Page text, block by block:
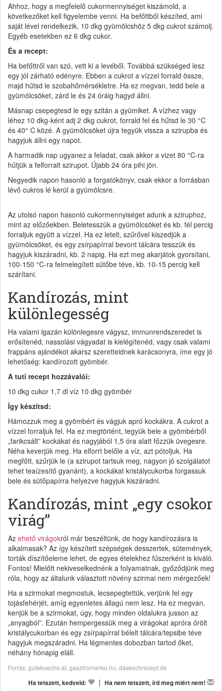
Ahhoz, hogy a megfelelő cukormennyiséget kiszámold, a
következőket kell figyelembe venni. Ha befőttből készíted, ami
saját lével rendelkezik, 10 dkg gyümölcshöz 5 dkg cukrot számolj.
Egyéb esetekben ez 6 dkg cukor.
És a recept:
Ha befőttről van szó, vett ki a levéből. Továbbá szükséged lesz
egy jól zárható edényre. Ebben a cukrot a vízzel forrald össze,
majd hűtsd le szobahőmérsékletre. Ha ez megvan, tedd bele a
gyümölcsöket, zárd le és 24 óráig hagyd állni.
Másnap csepegtesd le egy szitán a gyümiket. A vízhez vagy
léhez 10 dkg-ként adj 2 dkg cukrot, forrald fel és hűtsd le 30 °C
és 40° C közé. A gyümölcsöket újra tegyük vissza a szirupba és
hagyjuk állni egy napot.
A harmadik nap ugyanez a feladat, csak akkor a vizet 80 °C-ra
hűtjük a felforralt szirupot. Újabb 24 óra pihi jön.
Negyedik napon hasonló a forgatókönyv, csak ekkor a forrásban
lévő cukros lé kerül a gyümölcsre.
Az utolsó napon hasonló cukormennyiséget adunk a sziruphoz,
mint az előzőekben. Beletesszük a gyümölcsöket és kb. fél percig
forraljuk együtt a vízzel. Ha ez letelt, szűrővel kiszedjük a
gyümölcsöket, és egy zsírpapírral bevont tálcára tesszük és
hagyjuk kiszáradni, kb. 2 napig. Ha ezt meg akarjátok gyorsítani,
100-150 °C-ra felmelegített sütőbe téve, kb. 10-15 percig kell
szárítani.
Kandírozás, mint
különlegesség
Ha valami igazán különlegesre vágysz, immunrendszeredet is
erősítenéd, nassolási vágyadat is kielégítenéd, vagy csak valami
frappáns ajándékot akarsz szeretteidnek karácsonyra, íme egy jó
lehetőség: kandírozott gyömbér.
A tuti recept hozzávalói:
10 dkg cukor 1,7 dl víz 10 dkg gyömbér
Így készítsd:
Hámozzuk meg a gyömbért és vágjuk apró kockákra. A cukrot a
vízzel forraljuk fel. Ha ez megtörtént, tegyük bele a gyömbérből
„farikcsált” kockákat és nagyjából 1,5 óra alatt főzzük üvegesre.
Néha keverjük meg. Ha elforrt belőle a víz, azt pótoljuk. Ha
megfőtt, szűrjük le (a szirupot tartsuk meg, nagyon jó szolgálatot
tehet teaízesítő gyanánt), a kockákat kristálycukorba forgassuk
bele és sütőpapírra helyezve hagyjuk kiszáradni.
Kandírozás, mint „egy csokor
virág”
Az ehető virágokról már beszéltünk, de hogy kandírozásra is
alkalmasak? Az így készített szépségek desszertek, sütemények,
torták díszítőeleme lehet, de egyes ételekhez fűszerként is kiváló.
Fontos! Mielőtt nekiveselkednénk a folyamatnak, győződjünk meg
róla, hogy az általunk választott növény szirmai nem mérgezőek!
Ha a szirmokat megmostuk, lecsepegtettük, verjünk fel egy
tojásfehérjét, amíg egyenletes állagú nem lesz. Ha ez megvan,
kenjük be a szirmokat, úgy, hogy minden oldalukra jusson az
„anyagból”. Ezután hempergessük meg a virágokat apróra őrölt
kristálycukorban és egy zsírpapírral bélelt tálcára/tepsibe téve
hagyjuk megszáradni. Ha légmentes dobozban tartod őket,
néhány hónapig eláll.
Forrás: gutekueche.at, gasztromanko.hu, daskochrezept.de
Ha tetszett, kedveld:
| Ha nem tetszett, írd meg miért nem!